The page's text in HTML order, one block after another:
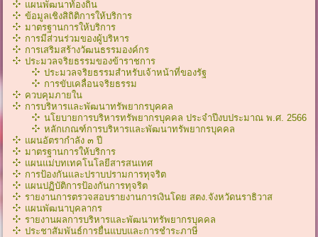
แผนพัฒนาท้องถิ่น
ข้อมูลเชิงสิถิติการให้บริการ
มาตรฐานการให้บริการ
การมีส่วนร่วมของผู้บริหาร
การเสริมสร้างวัฒนธรรมองค์กร
ประมวลจริยธรรมของข้าราชการ
ประมวลจริยธรรมสำหรับเจ้าหน้าที่ของรัฐ
การขับเคลื่อนจริยธรรม
ควบคุมภายใน
การบริหารและพัฒนาทรัพยากรบุคคล
นโยบายการบริหารทรัพยากรบุคคล ประจำปีงบประมาณ พ.ศ. 2566
หลักเกณฑ์การบริหารเเละพัฒนาทรัพยากรบุคคล
แผนอัตรากำลัง ๓ ปี
มาตรฐานการให้บริการ
แผนแม่บทเทคโนโลยีสารสนเทศ
การป้องกันและปราบปรามการทุจริต
แผนปฏิบัติการป้องกันการทุจริต
รายงานการตรวจสอบรายงานการเงินโดย สตง.จังหวัดนราธิวาส
แผนพัฒนาบุคลากร
รายงานผลการบริหารและพัฒนาทรัพยากรบุคคล
ประชาสัมพันธ์การยื่นแบบและการชำระภาษี